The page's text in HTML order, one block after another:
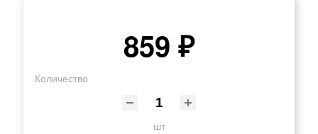
859 ₽
Количество
шт